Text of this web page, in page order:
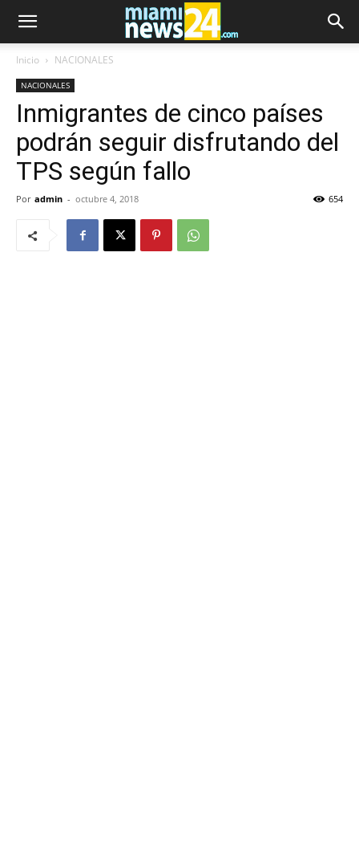
Inicio NACIONALES
NACIONALES
Inmigrantes de cinco países
podrán seguir disfrutando del
TPS según fallo
Por admin - octubre 4, 2018 654